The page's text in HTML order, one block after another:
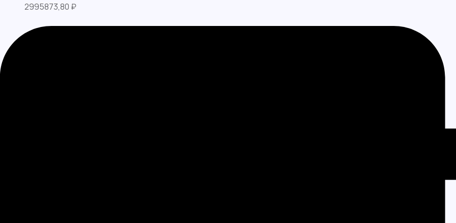
2995873,80 ₽